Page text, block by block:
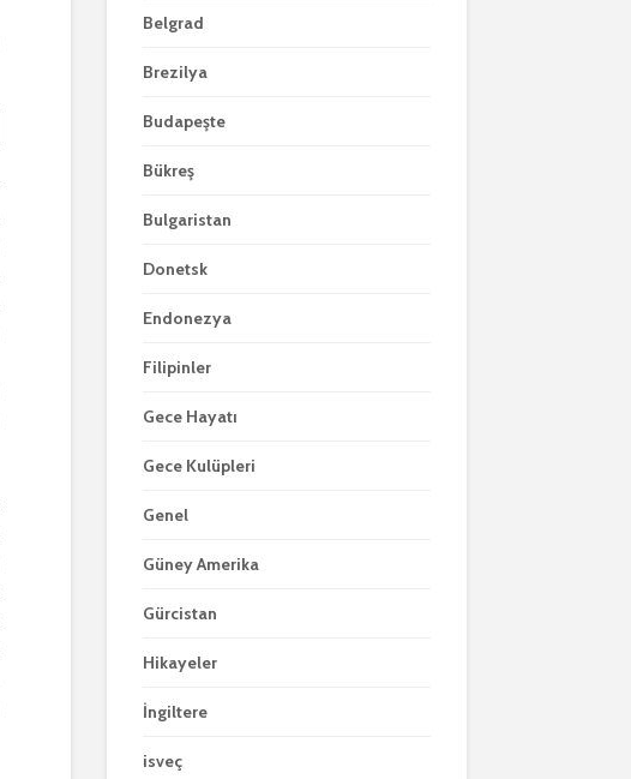
Belgrad
Brezilya
Budapeşte
Bükreş
Bulgaristan
Donetsk
Endonezya
Filipinler
Gece Hayatı
Gece Kulüpleri
Genel
Güney Amerika
Gürcistan
Hikayeler
İngiltere
isveç